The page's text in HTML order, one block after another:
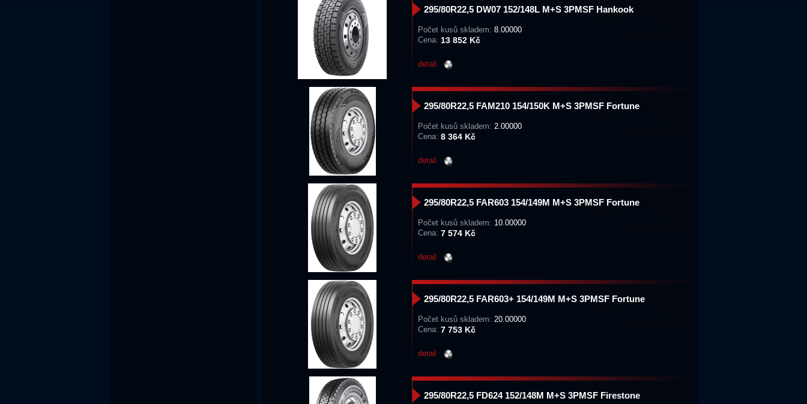
295/80R22,5 DW07 152/148L M+S 3PMSF Hankook
Počet kusů skladem: 8.00000
Cena: 13 852 Kč
detail
295/80R22,5 FAM210 154/150K M+S 3PMSF Fortune
Počet kusů skladem: 2.00000
Cena: 8 364 Kč
detail
295/80R22,5 FAR603 154/149M M+S 3PMSF Fortune
Počet kusů skladem: 10.00000
Cena: 7 574 Kč
detail
295/80R22,5 FAR603+ 154/149M M+S 3PMSF Fortune
Počet kusů skladem: 20.00000
Cena: 7 753 Kč
detail
295/80R22,5 FD624 152/148M M+S 3PMSF Firestone